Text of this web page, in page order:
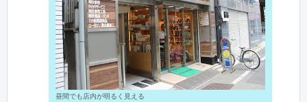
昼間でも店内が明るく見える